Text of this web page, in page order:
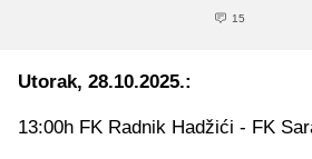
15
Utorak, 28.10.2025.:
13:00h FK Radnik Hadžići - FK